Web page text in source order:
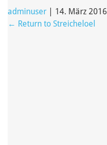
adminuser
14. März 2016
← Return to Streicheloel